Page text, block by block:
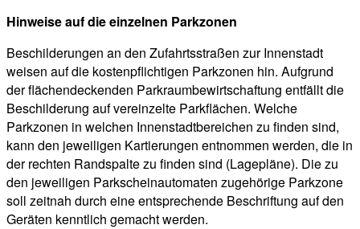
Hinweise auf die einzelnen Parkzonen
Beschilderungen an den Zufahrtsstraßen zur Innenstadt
weisen auf die kostenpflichtigen Parkzonen hin. Aufgrund
der flächendeckenden Parkraumbewirtschaftung entfällt die
Beschilderung auf vereinzelte Parkflächen. Welche
Parkzonen in welchen Innenstadtbereichen zu finden sind,
kann den jeweiligen Kartierungen entnommen werden, die in
der rechten Randspalte zu finden sind (Lagepläne). Die zu
den jeweiligen Parkscheinautomaten zugehörige Parkzone
soll zeitnah durch eine entsprechende Beschriftung auf den
Geräten kenntlich gemacht werden.